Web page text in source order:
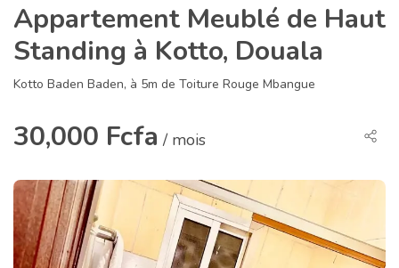
Appartement Meublé de Haut
Standing à Kotto, Douala
Kotto Baden Baden, à 5m de Toiture Rouge Mbangue
30,000 Fcfa / mois